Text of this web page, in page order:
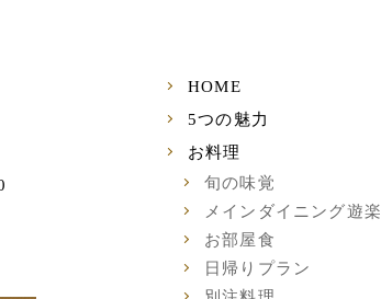
HOME
5つの魅力
お料理
旬の味覚
メインダイニング遊楽
お部屋食
日帰りプラン